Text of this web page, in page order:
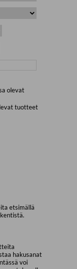
olevat
tuotteet
etsimällä
hakusanat
voi